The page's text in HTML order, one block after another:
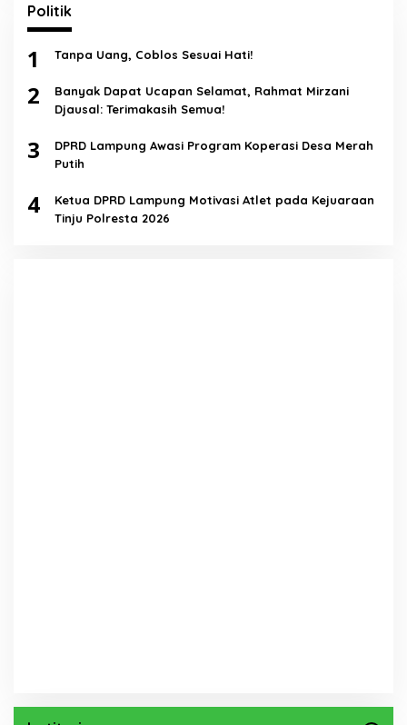
Politik
1 Tanpa Uang, Coblos Sesuai Hati!
2
Banyak Dapat Ucapan Selamat, Rahmat Mirzani
Djausal: Terimakasih Semua!
3
DPRD Lampung Awasi Program Koperasi Desa Merah
Putih
4
Ketua DPRD Lampung Motivasi Atlet pada Kejuaraan
Tinju Polresta 2026